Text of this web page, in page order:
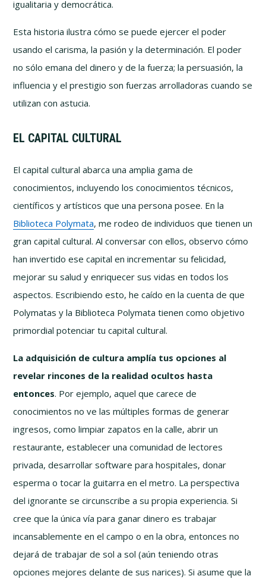
igualitaria y democrática.
Esta historia ilustra cómo se puede ejercer el poder
usando el carisma, la pasión y la determinación. El poder
no sólo emana del dinero y de la fuerza; la persuasión, la
influencia y el prestigio son fuerzas arrolladoras cuando se
utilizan con astucia.
EL CAPITAL CULTURAL
El capital cultural abarca una amplia gama de
conocimientos, incluyendo los conocimientos técnicos,
científicos y artísticos que una persona posee. En la
Biblioteca Polymata, me rodeo de individuos que tienen un
gran capital cultural. Al conversar con ellos, observo cómo
han invertido ese capital en incrementar su felicidad,
mejorar su salud y enriquecer sus vidas en todos los
aspectos. Escribiendo esto, he caído en la cuenta de que
Polymatas y la Biblioteca Polymata tienen como objetivo
primordial potenciar tu capital cultural.
La adquisición de cultura amplía tus opciones al
revelar rincones de la realidad ocultos hasta
entonces. Por ejemplo, aquel que carece de
conocimientos no ve las múltiples formas de generar
ingresos, como limpiar zapatos en la calle, abrir un
restaurante, establecer una comunidad de lectores
privada, desarrollar software para hospitales, donar
esperma o tocar la guitarra en el metro. La perspectiva
del ignorante se circunscribe a su propia experiencia. Si
cree que la única vía para ganar dinero es trabajar
incansablemente en el campo o en la obra, entonces no
dejará de trabajar de sol a sol (aún teniendo otras
opciones mejores delante de sus narices). Si asume que la